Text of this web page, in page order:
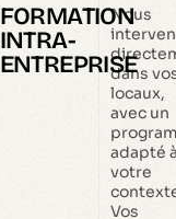
FORMATION
INTRA-
ENTREPRISE
Nous
dans
locaux,
avec un
adapté à
votre
Vos